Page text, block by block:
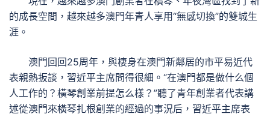
的成長空間，越來越多澳門年青人享用“無感切換”的雙城生
涯。
澳門回回25周年，與棲身在澳門新鄰居的市平易近代
表親熱扳談，習近平主席問得很細。“在澳門都是做什么個
人工作的？橫琴創業前提怎么樣？”聽了青年創業者代表講
述從澳門來橫琴扎根創業的經過的事況后，習近平主席表